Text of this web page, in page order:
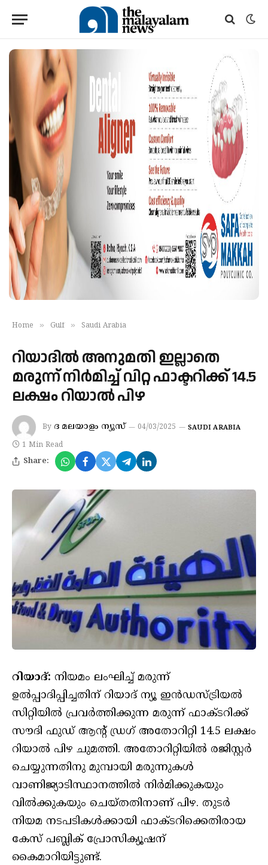
Home » Gulf » Saudi Arabia
റിയാദില്‍ അനുമതി ഇല്ലാതെ
മരുന്ന് നിർമിച്ച് വിറ്റ ഫാക്ടറിക്ക് 14.5
ലക്ഷം റിയാല്‍ പിഴ
By ദ മലയാളം ന്യൂസ് 04/03/2025 SAUDI ARABIA
1 Min Read
Share:
റിയാദ്: നിയമം ലംഘിച്ച് മരുന്ന്
ഉൽപ്പാദിപ്പിച്ചതിന് റിയാദ് ന്യൂ ഇന്‍ഡസ്ട്രിയല്‍
സിറ്റിയില്‍ പ്രവര്‍ത്തിക്കുന്ന മരുന്ന് ഫാക്ടറിക്ക്
സൗദി ഫുഡ് ആന്റ് ഡ്രഗ് അതോറിറ്റി 14.5 ലക്ഷം
റിയാല്‍ പിഴ ചുമത്തി. അതോറിറ്റിയില്‍ രജിസ്റ്റര്‍
ചെയ്യുന്നതിനു മുമ്പായി മരുന്നുകള്‍
വാണിജ്യാടിസ്ഥാനത്തില്‍ നിര്‍മിക്കുകയും
വില്‍ക്കുകയും ചെയ്തതിനാണ് പിഴ. തുടർ
നിയമ നടപടികള്‍ക്കായി ഫാക്ടറിക്കെതിരായ
കേസ് പബ്ലിക് പ്രോസിക്യൂഷന്
കൈമാറിയിട്ടുണ്ട്.